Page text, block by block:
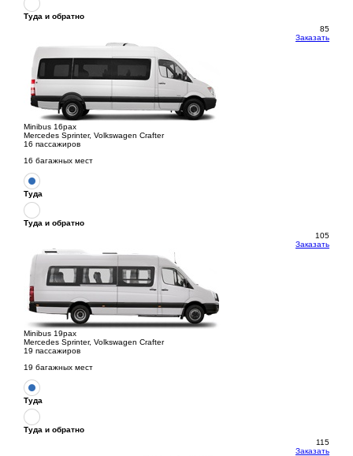
Туда и обратно
85
Заказать
Minibus 16pax
Mercedes Sprinter, Volkswagen Crafter
16 пассажиров
16 багажных мест
Туда
Туда и обратно
105
Заказать
Minibus 19pax
Mercedes Sprinter, Volkswagen Crafter
19 пассажиров
19 багажных мест
Туда
Туда и обратно
115
Заказать